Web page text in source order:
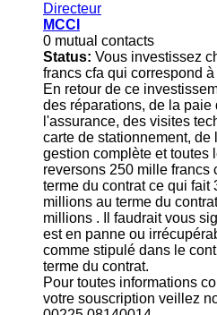
Directeur
MCCI
0 mutual contacts
Status: Vous investissez
francs cfa qui correspond
En retour de ce
des réparations, de la paie
l'assurance, des visites
carte de stationnement, de
gestion complète et toutes
reversons 250 mille francs
terme du contrat ce qui
millions au terme du
millions . Il faudrait vous
est en panne ou
comme stipulé dans le
terme du contrat.
Pour toutes informations
votre souscription veillez